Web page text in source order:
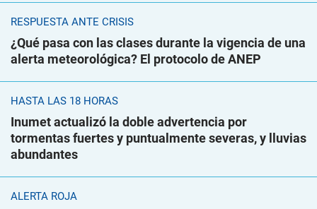
RESPUESTA ANTE CRISIS
¿Qué pasa con las clases durante la vigencia de una
alerta meteorológica? El protocolo de ANEP
HASTA LAS 18 HORAS
Inumet actualizó la doble advertencia por
tormentas fuertes y puntualmente severas, y lluvias
abundantes
ALERTA ROJA